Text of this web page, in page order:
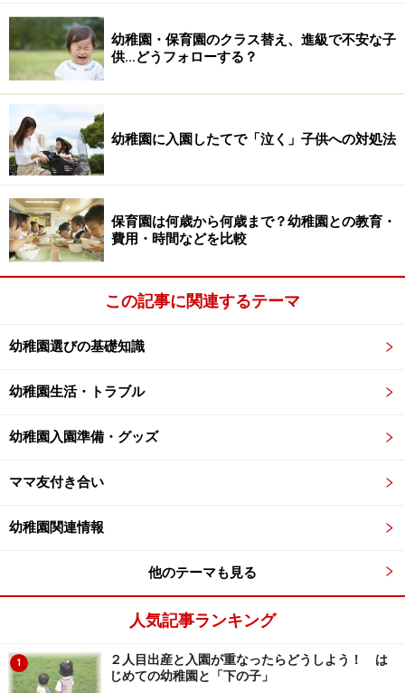
「下の子ども」がいると役員の免罪符にな
るの？
父母の会の活動のネックになるのは、下の子。小さな赤
ちゃんが生まれたばかりだと、その子を連れて園に出か
けて行くのだって大変です。運動会のように動き回るイ
ベントでは、体調の面からも動きにくいですよね。
「役員をやるのが大変だから、タイミングを見計らって
下の子を」…なんて思う人、そして都合よく妊娠する人
もそうは多くないとは思いますが、「下の子」を理由
に、役員をパスしようとする人もいるようです。園によ
ってまちまちですが、それはすでに予定事項として考え
られている場合がほとんど。「連れてきてもいいように
用意する」「ほかのママが手伝う」といった工夫がなさ
少ないようです。
いけない」のが暗黙の決まりになっているところさえあ
るよう。下の子がいるママは、わざわざ実家やシッター
さんに預けて園の役員の仕事をするために集まるのだと
か。そういったサポートがなければ活動ができないなん
てなんだか変ではありますが、そういう園もなかにはあ
【関連記事】
幼稚園・保育園のクラス替え、進級で不安な子
供…どうフォローする？
幼稚園に入園したてで「泣く」子供への対処法
保育園は何歳から何歳まで？幼稚園との教育・
費用・時間などを比較
この記事に関連するテーマ
幼稚園選びの基礎知識
幼稚園生活・トラブル
幼稚園入園準備・グッズ
ママ友付き合い
幼稚園関連情報
他のテーマも見る
人気記事ランキング
1
２人目出産と入園が重なったらどうしよう！ は
じめての幼稚園と「下の子」